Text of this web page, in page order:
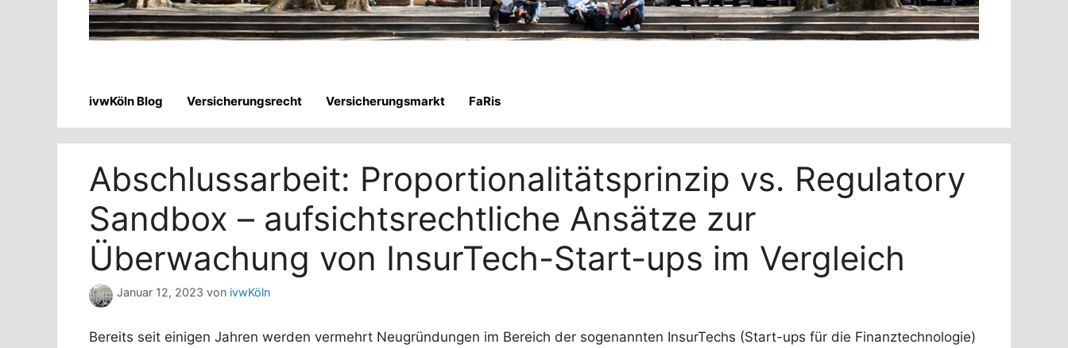
ivwKöln Blog Versicherungsrecht Versicherungsmarkt FaRis
Abschlussarbeit: Proportionalitätsprinzip vs. Regulatory
Sandbox – aufsichtsrechtliche Ansätze zur
Überwachung von InsurTech-Start-ups im Vergleich
Januar 12, 2023 von ivwKöln
Bereits seit einigen Jahren werden vermehrt Neugründungen im Bereich der sogenannten InsurTechs (Start-ups für die Finanztechnologie)